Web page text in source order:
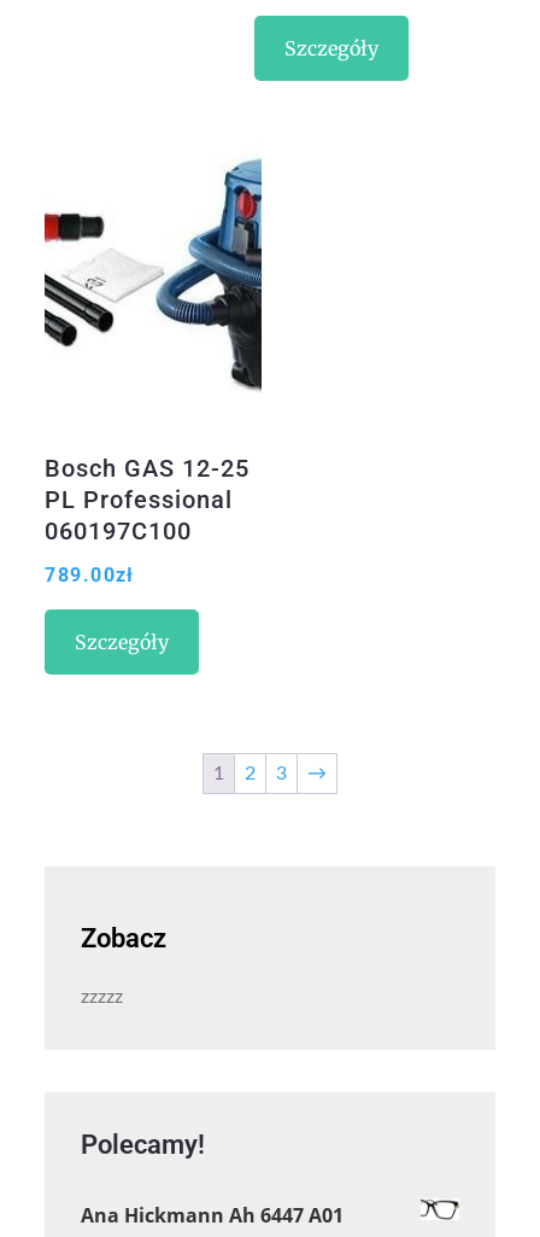
Szczegóły
Bosch GAS 12-25
PL Professional
060197C100
789.00zł
Szczegóły
1 2 3 →
Zobacz
zzzzz
Polecamy!
Ana Hickmann Ah 6447 A01